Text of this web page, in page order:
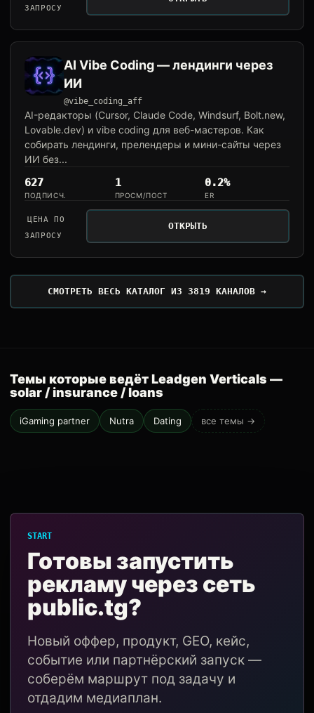
ЗАПРОСУ
AI Vibe Coding — лендинги через
ИИ
@vibe_coding_aff
AI-редакторы (Cursor, Claude Code, Windsurf, Bolt.new,
Lovable.dev) и vibe coding для веб-мастеров. Как
собирать лендинги, прелендеры и мини-сайты через
ИИ без...
627
ПОДПИСЧ.
1
ПРОСМ/ПОСТ
0.2%
ER
ЦЕНА ПО
ЗАПРОСУ
ОТКРЫТЬ
СМОТРЕТЬ ВЕСЬ КАТАЛОГ ИЗ 3819 КАНАЛОВ →
Темы которые ведёт Leadgen Verticals —
solar / insurance / loans
iGaming partner Nutra Dating все темы →
START
Готовы запустить
рекламу через сеть
public.tg?
Новый оффер, продукт, GEO, кейс,
событие или партнёрский запуск —
соберём маршрут под задачу и
отдадим медиаплан.